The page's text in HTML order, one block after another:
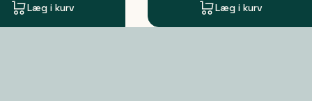
Læg i kurv Læg i kurv